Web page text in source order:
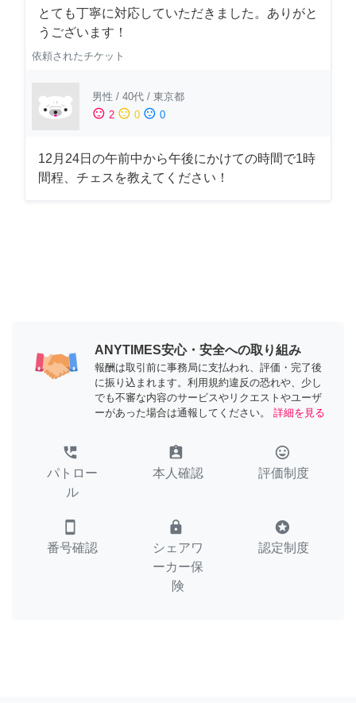
とても丁寧に対応していただきました。ありがと
うございます！
依頼されたチケット
男性 / 40代 / 東京都
sentiment_satisfied 2 sentiment_neutral 0 sentiment_dissatisfied 0
12月24日の午前中から午後にかけての時間で1時
間程、チェスを教えてください！
ANYTIMES安心・安全への取り組み
報酬は取引前に事務局に支払われ、評価・完了後
に振り込まれます。利用規約違反の恐れや、少し
でも不審な内容のサービスやリクエストやユーザ
ーがあった場合は通報してください。
詳細を見る
perm_phone_msg
パトロー
ル
assignment_ind
本人確認
tag_faces
評価制度
smartphone
番号確認
lock
シェアワ
ーカー保
険
stars
認定制度